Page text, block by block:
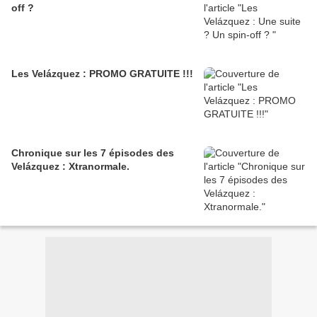
off ?
Les Velázquez : PROMO GRATUITE !!!
Chronique sur les 7 épisodes des
Velázquez : Xtranormale.